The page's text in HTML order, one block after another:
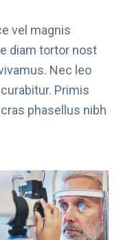
vel magnis
diam tortor nost
Nec leo
Primis
phasellus nibh